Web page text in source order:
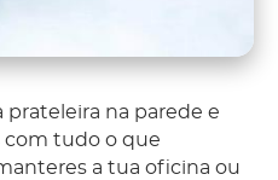
prateleira na parede e
com tudo o que
a tua oficina ou